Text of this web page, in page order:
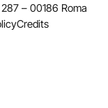
– 00186 Roma
Credits